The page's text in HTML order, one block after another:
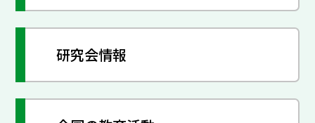
研究会情報